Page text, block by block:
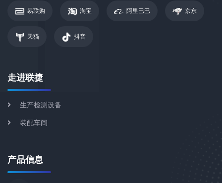
易联购 淘宝 阿里巴巴 京东
天猫 抖音
走进联捷
生产检测设备
装配车间
产品信息